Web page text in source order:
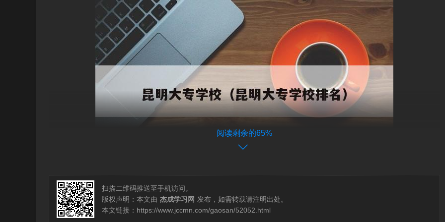
阅读剩余的65%
扫描二维码推送至手机访问。
版权声明：本文由 杰成学习网 发布，如需转载请注明出处。
本文链接： https://www.jccmn.com/gaosan/52052.html